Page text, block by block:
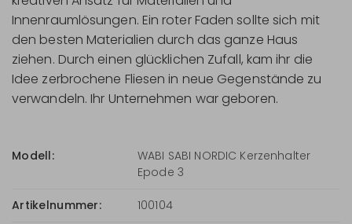
Innenraumlösungen. Ein roter Faden sollte sich mit
den besten Materialien durch das ganze Haus
ziehen. Durch einen glücklichen Zufall, kam ihr die
Idee zerbrochene Fliesen in neue Gegenstände zu
verwandeln. Ihr Unternehmen war geboren.
Modell:
WABI SABI NORDIC Kerzenhalter
Epode 3
Artikelnummer: 100104